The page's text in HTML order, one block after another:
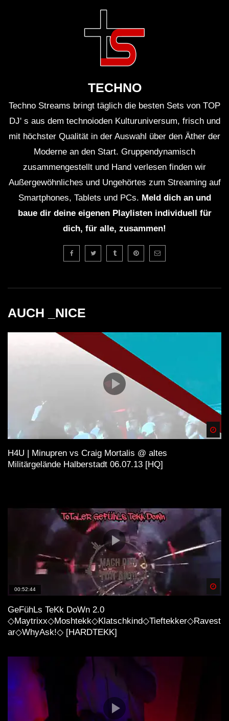
TECHNO
Techno Streams bringt täglich die besten Sets von TOP
DJ' s aus dem technoioden Kulturuniversum, frisch und
mit höchster Qualität in der Auswahl über den Äther der
Moderne an den Start. Gruppendynamisch
zusammengestellt und Hand verlesen finden wir
Außergewöhnliches und Ungehörtes zum Streaming auf
Smartphones, Tablets und PCs. Meld dich an und
baue dir deine eigenen Playlisten individuell für
dich, für alle, zusammen!
AUCH _NICE
H4U | Minupren vs Craig Mortalis @ altes
Militärgelände Halberstadt 06.07.13 [HQ]
00:52:44
GeFühLs TeKk DoWn 2.0
◇Maytrixx◇Moshtekk◇Klatschkind◇Tieftekker◇Ravest
ar◇WhyAsk!◇ [HARDTEKK]